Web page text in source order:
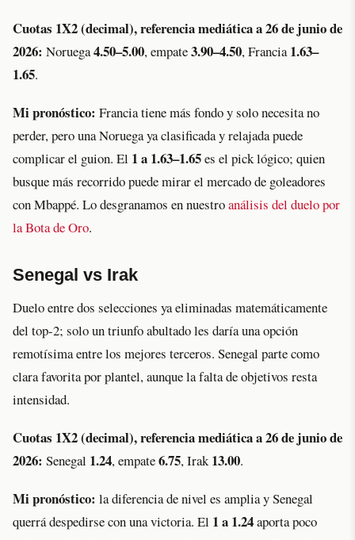
Cuotas 1X2 (decimal), referencia mediática a 26 de junio de
2026: Noruega4.50–5.00, empate3.90–4.50, Francia1.63–
1.65.
Mi pronóstico: Francia tiene más fondo y solo necesita no
perder, pero una Noruega ya clasificada y relajada puede
complicar el guion. El 1 a 1.63–1.65es el pick lógico; quien
busque más recorrido puede mirar el mercado de goleadores
con Mbappé. Lo desgranamos en nuestroanálisis del duelo por
la Bota de Oro.
Senegal vs Irak
Duelo entre dos selecciones ya eliminadas matemáticamente
del top-2; solo un triunfo abultado les daría una opción
remotísima entre los mejores terceros. Senegal parte como
clara favorita por plantel, aunque la falta de objetivos resta
intensidad.
Cuotas 1X2 (decimal), referencia mediática a 26 de junio de
2026: Senegal 1.24, empate6.75, Irak13.00.
Mi pronóstico: la diferencia de nivel es amplia y Senegal
querrá despedirse con una victoria. El 1 a 1.24aporta poco